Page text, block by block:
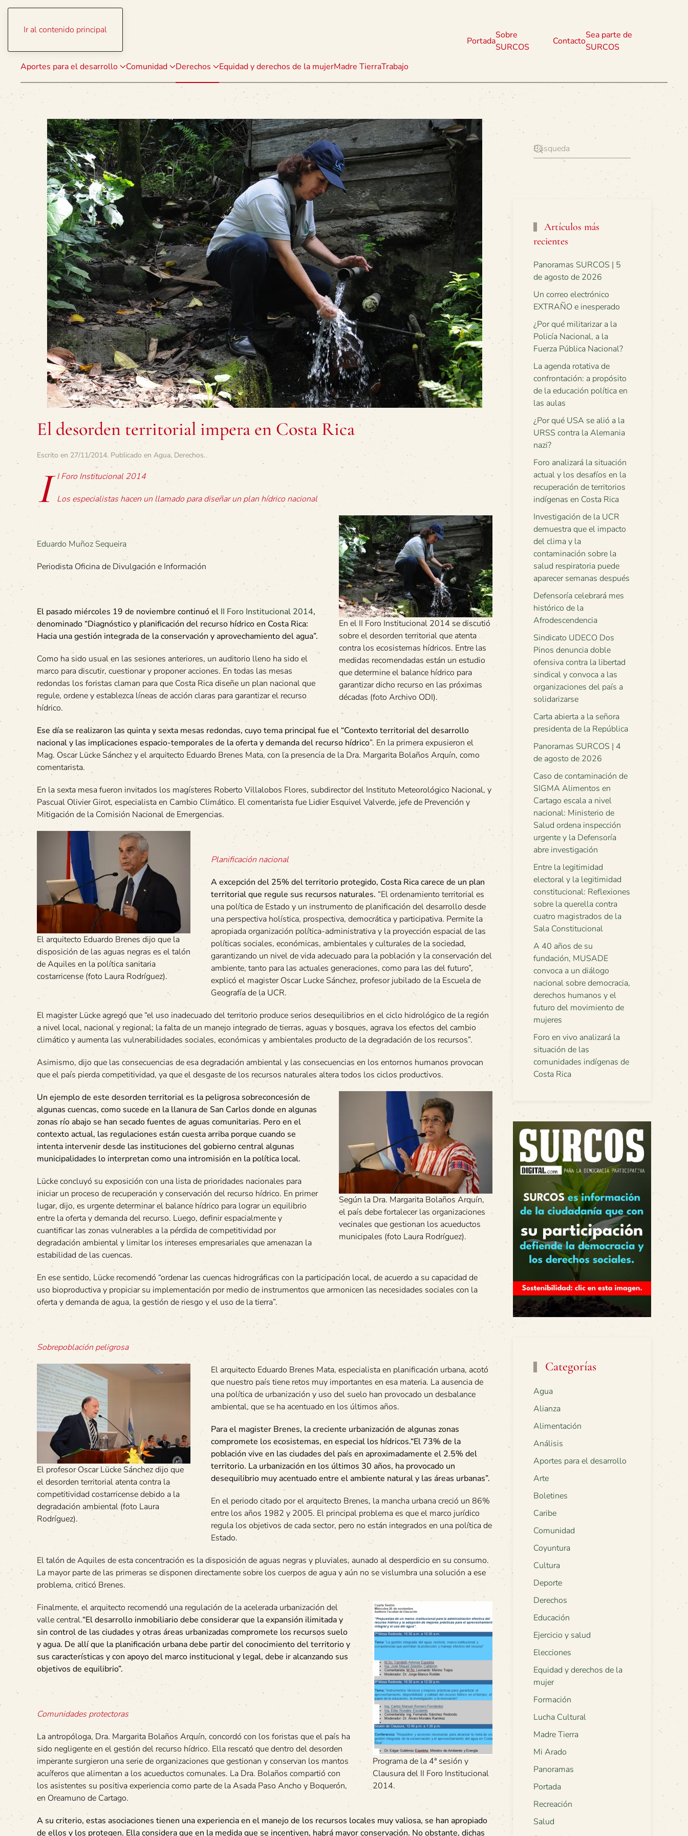
Ir al contenido principal
Aportes para el desarrollo Comunidad Derechos Equidad y derechos de la mujerMadre TierraTrabajo
Portada
Sobre
SURCOS
Contacto
Sea parte de
SURCOS
El desorden territorial impera en Costa Rica
Escrito en 27/11/2014. Publicado en Agua, Derechos.
I I Foro Institucional 2014
Los especialistas hacen un llamado para diseñar un plan hídrico nacional
En el II Foro Institucional 2014 se discutió
sobre el desorden territorial que atenta
contra los ecosistemas hídricos. Entre las
medidas recomendadas están un estudio
que determine el balance hídrico para
garantizar dicho recurso en las próximas
décadas (foto Archivo ODI).
Eduardo Muñoz Sequeira
Periodista Oficina de Divulgación e Información
El pasado miércoles 19 de noviembre continuó el II Foro Institucional 2014,
denominado “Diagnóstico y planificación del recurso hídrico en Costa Rica:
Hacia una gestión integrada de la conservación y aprovechamiento del agua”.
Como ha sido usual en las sesiones anteriores, un auditorio lleno ha sido el
marco para discutir, cuestionar y proponer acciones. En todas las mesas
redondas los foristas claman para que Costa Rica diseñe un plan nacional que
regule, ordene y establezca líneas de acción claras para garantizar el recurso
hídrico.
Ese día se realizaron las quinta y sexta mesas redondas, cuyo tema principal fue el “Contexto territorial del desarrollo
nacional y las implicaciones espacio-temporales de la oferta y demanda del recurso hídrico”. En la primera expusieron el
Mag. Oscar Lücke Sánchez y el arquitecto Eduardo Brenes Mata, con la presencia de la Dra. Margarita Bolaños Arquín, como
comentarista.
En la sexta mesa fueron invitados los magísteres Roberto Villalobos Flores, subdirector del Instituto Meteorológico Nacional, y
Pascual Olivier Girot, especialista en Cambio Climático. El comentarista fue Lidier Esquivel Valverde, jefe de Prevención y
Mitigación de la Comisión Nacional de Emergencias.
El arquitecto Eduardo Brenes dijo que la
disposición de las aguas negras es el talón
de Aquiles en la política sanitaria
costarricense (foto Laura Rodríguez).
Planificación nacional
A excepción del 25% del territorio protegido, Costa Rica carece de un plan
territorial que regule sus recursos naturales. “El ordenamiento territorial es
una política de Estado y un instrumento de planificación del desarrollo desde
una perspectiva holística, prospectiva, democrática y participativa. Permite la
apropiada organización política-administrativa y la proyección espacial de las
políticas sociales, económicas, ambientales y culturales de la sociedad,
garantizando un nivel de vida adecuado para la población y la conservación del
ambiente, tanto para las actuales generaciones, como para las del futuro”,
explicó el magister Oscar Lucke Sánchez, profesor jubilado de la Escuela de
Geografía de la UCR.
El magister Lücke agregó que “el uso inadecuado del territorio produce serios desequilibrios en el ciclo hidrológico de la región
a nivel local, nacional y regional; la falta de un manejo integrado de tierras, aguas y bosques, agrava los efectos del cambio
climático y aumenta las vulnerabilidades sociales, económicas y ambientales producto de la degradación de los recursos”.
Asimismo, dijo que las consecuencias de esa degradación ambiental y las consecuencias en los entornos humanos provocan
que el país pierda competitividad, ya que el desgaste de los recursos naturales altera todos los ciclos productivos.
Según la Dra. Margarita Bolaños Arquín,
el país debe fortalecer las organizaciones
vecinales que gestionan los acueductos
municipales (foto Laura Rodríguez).
Un ejemplo de este desorden territorial es la peligrosa sobreconcesión de
algunas cuencas, como sucede en la llanura de San Carlos donde en algunas
zonas río abajo se han secado fuentes de aguas comunitarias. Pero en el
contexto actual, las regulaciones están cuesta arriba porque cuando se
intenta intervenir desde las instituciones del gobierno central algunas
municipalidades lo interpretan como una intromisión en la política local.
Lücke concluyó su exposición con una lista de prioridades nacionales para
iniciar un proceso de recuperación y conservación del recurso hídrico. En primer
lugar, dijo, es urgente determinar el balance hídrico para lograr un equilibrio
entre la oferta y demanda del recurso. Luego, definir espacialmente y
cuantificar las zonas vulnerables a la pérdida de competitividad por
degradación ambiental y limitar los intereses empresariales que amenazan la
estabilidad de las cuencas.
En ese sentido, Lücke recomendó “ordenar las cuencas hidrográficas con la participación local, de acuerdo a su capacidad de
uso bioproductiva y propiciar su implementación por medio de instrumentos que armonicen las necesidades sociales con la
oferta y demanda de agua, la gestión de riesgo y el uso de la tierra”.
Sobrepoblación peligrosa
El profesor Oscar Lücke Sánchez dijo que
el desorden territorial atenta contra la
competitividad costarricense debido a la
degradación ambiental (foto Laura
Rodríguez).
El arquitecto Eduardo Brenes Mata, especialista en planificación urbana, acotó
que nuestro país tiene retos muy importantes en esa materia. La ausencia de
una política de urbanización y uso del suelo han provocado un desbalance
ambiental, que se ha acentuado en los últimos años.
Para el magister Brenes, la creciente urbanización de algunas zonas
compromete los ecosistemas, en especial los hídricos.“El 73% de la
población vive en las ciudades del país en aproximadamente el 2.5% del
territorio. La urbanización en los últimos 30 años, ha provocado un
desequilibrio muy acentuado entre el ambiente natural y las áreas urbanas”.
En el periodo citado por el arquitecto Brenes, la mancha urbana creció un 86%
entre los años 1982 y 2005. El principal problema es que el marco jurídico
regula los objetivos de cada sector, pero no están integrados en una política de
Estado.
El talón de Aquiles de esta concentración es la disposición de aguas negras y pluviales, aunado al desperdicio en su consumo.
La mayor parte de las primeras se disponen directamente sobre los cuerpos de agua y aún no se vislumbra una solución a ese
problema, criticó Brenes.
Programa de la 4ª sesión y
Clausura del II Foro Institucional
2014.
Finalmente, el arquitecto recomendó una regulación de la acelerada urbanización del
valle central.“El desarrollo inmobiliario debe considerar que la expansión ilimitada y
sin control de las ciudades y otras áreas urbanizadas compromete los recursos suelo
y agua. De allí que la planificación urbana debe partir del conocimiento del territorio y
sus características y con apoyo del marco institucional y legal, debe ir alcanzando sus
objetivos de equilibrio”.
Comunidades protectoras
La antropóloga, Dra. Margarita Bolaños Arquín, concordó con los foristas que el país ha
sido negligente en el gestión del recurso hídrico. Ella rescató que dentro del desorden
imperante surgieron una serie de organizaciones que gestionan y conservan los mantos
acuíferos que alimentan a los acueductos comunales. La Dra. Bolaños compartió con
los asistentes su positiva experiencia como parte de la Asada Paso Ancho y Boquerón,
en Oreamuno de Cartago.
A su criterio, estas asociaciones tienen una experiencia en el manejo de los recursos locales muy valiosa, se han apropiado
de ellos y los protegen. Ella considera que en la medida que se incentiven, habrá mayor conservación. No obstante, dichas
Artículos más
recientes
Panoramas SURCOS | 5
de agosto de 2026
Un correo electrónico
EXTRAÑO e inesperado
¿Por qué militarizar a la
Policía Nacional, a la
Fuerza Pública Nacional?
La agenda rotativa de
confrontación: a propósito
de la educación política en
las aulas
¿Por qué USA se alió a la
URSS contra la Alemania
nazi?
Foro analizará la situación
actual y los desafíos en la
recuperación de territorios
indígenas en Costa Rica
Investigación de la UCR
demuestra que el impacto
del clima y la
contaminación sobre la
salud respiratoria puede
aparecer semanas después
Defensoría celebrará mes
histórico de la
Afrodescendencia
Sindicato UDECO Dos
Pinos denuncia doble
ofensiva contra la libertad
sindical y convoca a las
organizaciones del país a
solidarizarse
Carta abierta a la señora
presidenta de la República
Panoramas SURCOS | 4
de agosto de 2026
Caso de contaminación de
SIGMA Alimentos en
Cartago escala a nivel
nacional: Ministerio de
Salud ordena inspección
urgente y la Defensoría
abre investigación
Entre la legitimidad
electoral y la legitimidad
constitucional: Reflexiones
sobre la querella contra
cuatro magistrados de la
Sala Constitucional
A 40 años de su
fundación, MUSADE
convoca a un diálogo
nacional sobre democracia,
derechos humanos y el
futuro del movimiento de
mujeres
Foro en vivo analizará la
situación de las
comunidades indígenas de
Costa Rica
Categorías
Agua
Alianza
Alimentación
Análisis
Aportes para el desarrollo
Arte
Boletines
Caribe
Comunidad
Coyuntura
Cultura
Deporte
Derechos
Educación
Ejercicio y salud
Elecciones
Equidad y derechos de la
mujer
Formación
Lucha Cultural
Madre Tierra
Mi Arado
Panoramas
Portada
Recreación
Salud